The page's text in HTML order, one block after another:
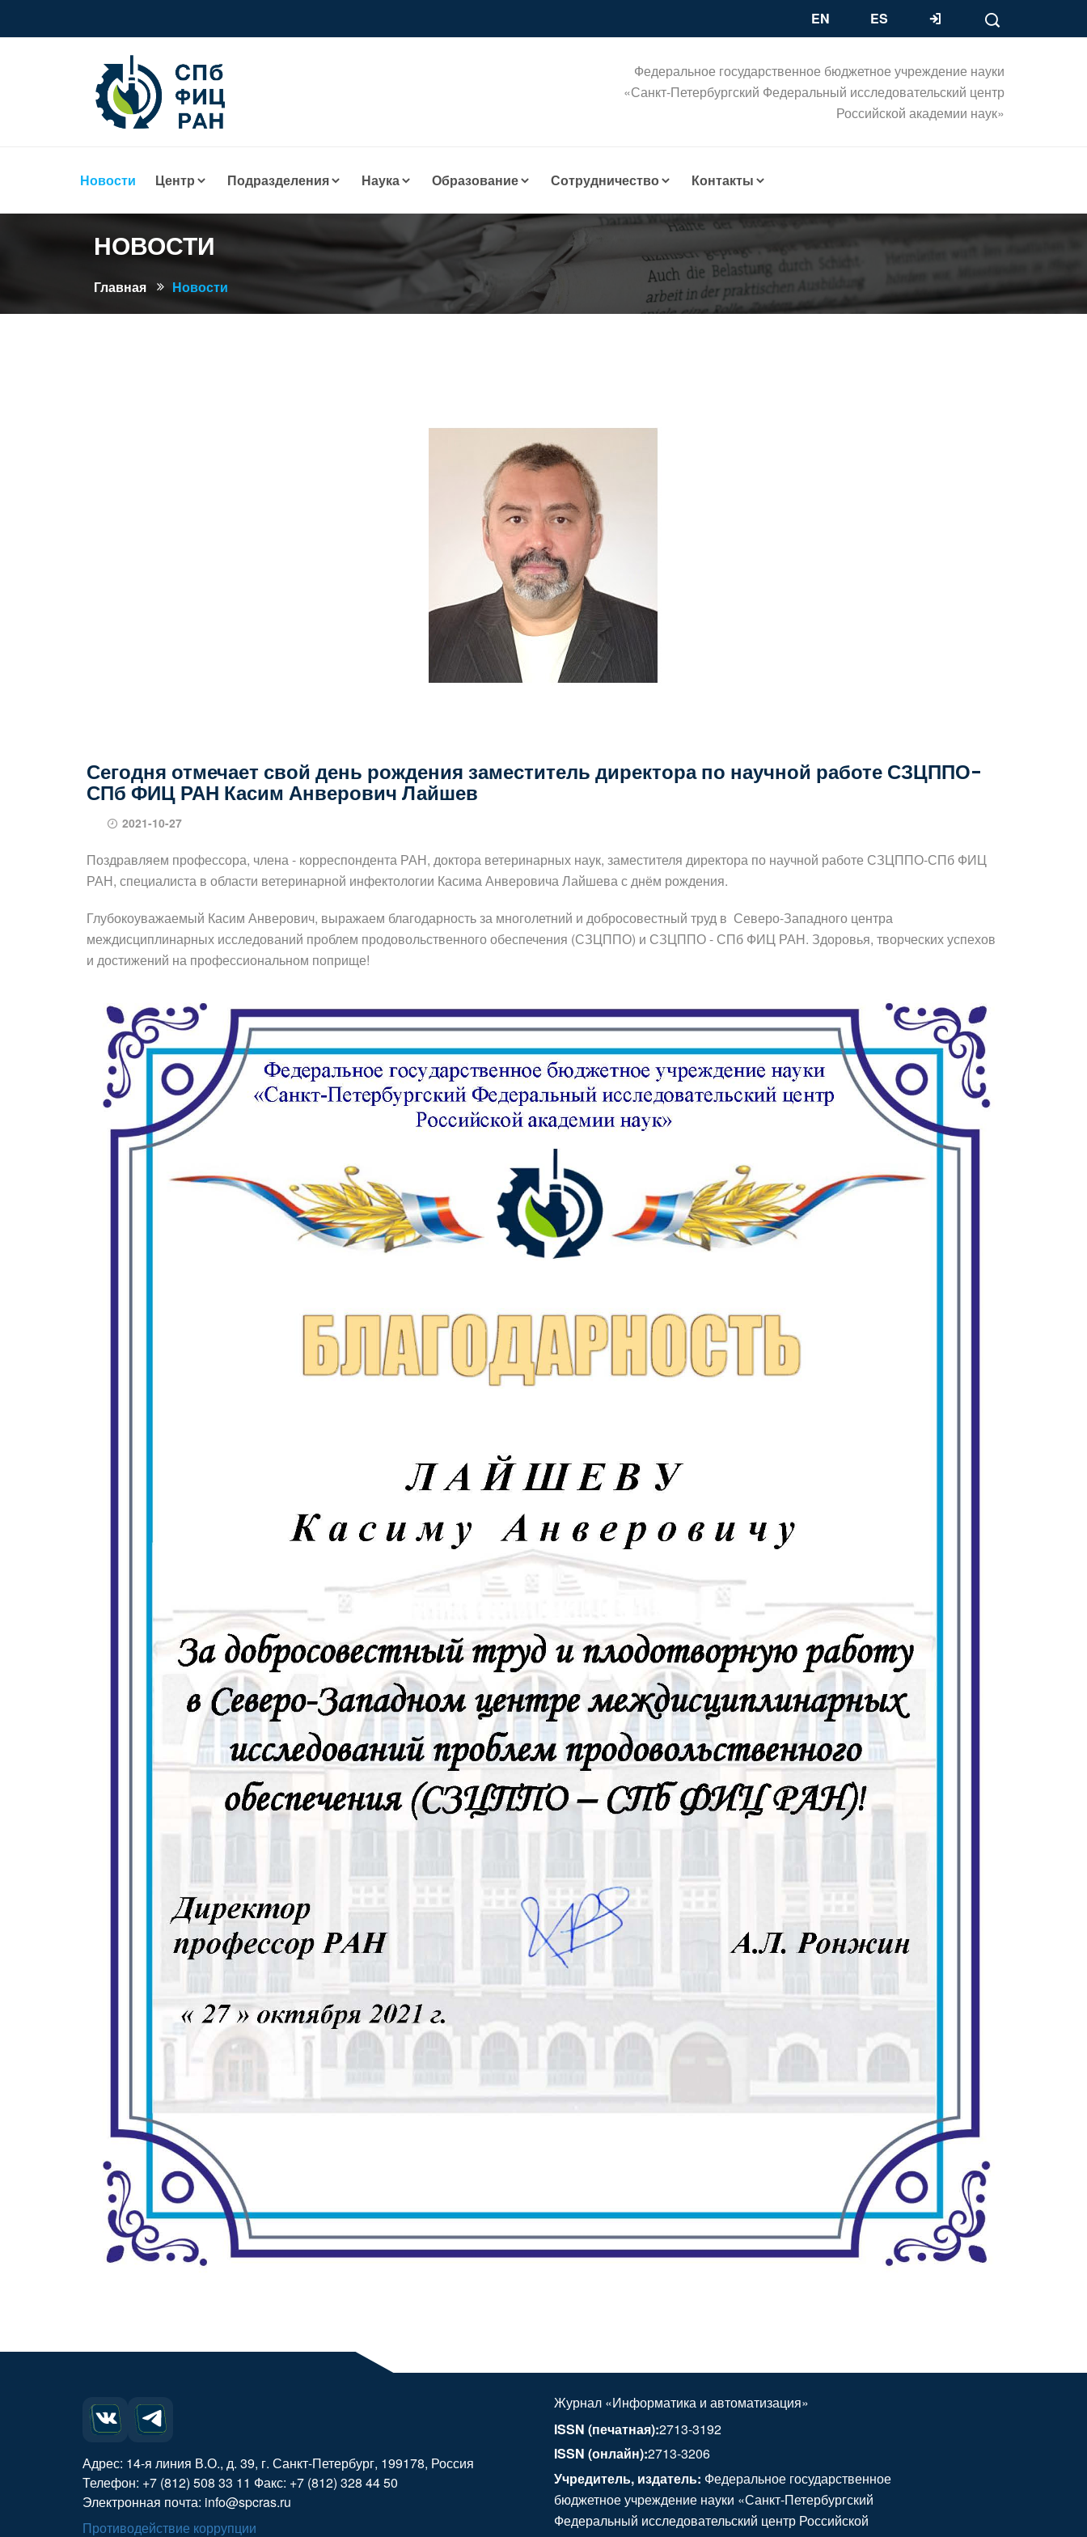
EN ES
Федеральное государственное бюджетное учреждение науки
«Санкт-Петербургский Федеральный исследовательский центр
Российской академии наук»
Новости Центр Подразделения Наука Образование Сотрудничество Контакты
НОВОСТИ
Главная Новости
Сегодня отмечает свой день рождения заместитель директора по научной работе СЗЦППО-
СПб ФИЦ РАН Касим Анверович Лайшев
2021-10-27
Поздравляем профессора, члена - корреспондента РАН, доктора ветеринарных наук, заместителя директора по научной работе СЗЦППО-СПб ФИЦ
РАН, специалиста в области ветеринарной инфектологии Касима Анверовича Лайшева с днём рождения.
Глубокоуважаемый Касим Анверович, выражаем благодарность за многолетний и добросовестный труд в Северо-Западного центра
междисциплинарных исследований проблем продовольственного обеспечения (СЗЦППО) и СЗЦППО - СПб ФИЦ РАН. Здоровья, творческих успехов
и достижений на профессиональном поприще!
Адрес: 14-я линия В.О., д. 39, г. Санкт-Петербург, 199178, Россия
Телефон: +7 (812) 508 33 11 Факс: +7 (812) 328 44 50
Электронная почта: info@spcras.ru
Противодействие коррупции
Журнал «Информатика и автоматизация»
ISSN (печатная):2713-3192
ISSN (онлайн):2713-3206
Учредитель, издатель: Федеральное государственное
бюджетное учреждение науки «Санкт-Петербургский
Федеральный исследовательский центр Российской